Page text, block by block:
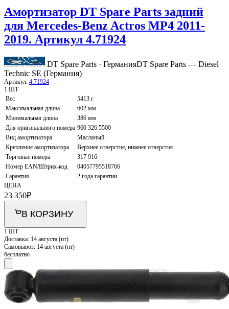
Амортизатор DT Spare Parts задний
для Mercedes-Benz Actros MP4 2011-
2019. Артикул 4.71924
DT Spare Parts · ГерманияDT Spare Parts — Diesel
Technic SE (Германия)
Артикул: 4.71924
1 ШТ
Вес
5413 г
Максимальная длина
602 мм
Минимальная длина
386 мм
Для оригинального номера 960 326 5500
Вид амортизатора
Масляный
Крепление амортизатора
Верхнее отверстие, нижнее отверстие
Торговые номера
317 916
Номер EAN/Штрих-код
04057795518766
Гарантия
2 года гарантии
ЦЕНА
23 350₽
В КОРЗИНУ
1 ШТ
Доставка: 14 августа (пт)
Самовывоз: 14 августа (пт)
бесплатно